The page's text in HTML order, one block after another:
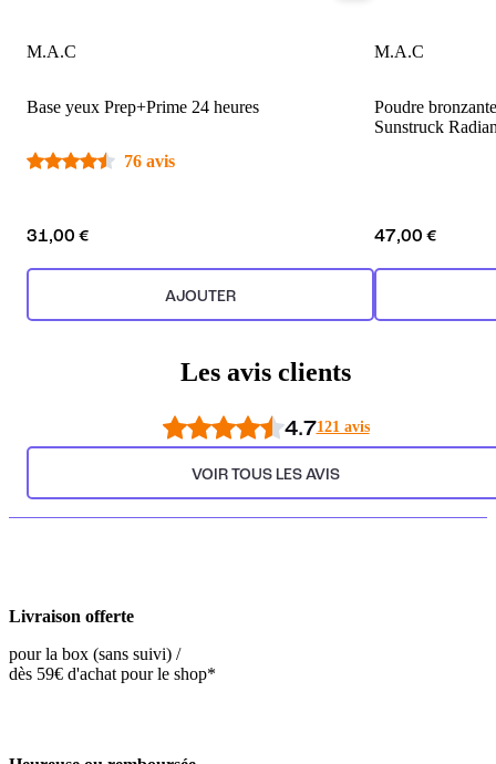
M.A.C
Base yeux Prep+Prime 24 heures
76 avis
31,00 €
AJOUTER
M.A.C
Poudre
Sunstruck
47,00 €
Les avis clients
4.7121 avis
VOIR TOUS LES AVIS
Livraison offerte
pour la box (sans suivi) /
dès 59€ d'achat pour le shop*